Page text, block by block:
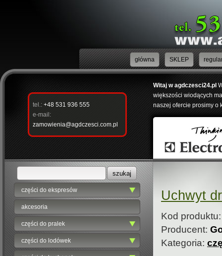
Witaj w agdczesci24.pl
większości wiodących
naszej ofercie prosimy o
tel.: +48 531 936 555
e-mail:
zamowienia@agdczesci.com.pl
główna SKLEP
części do ekspresów
akcesoria
części do pralek
części do lodówek
Uchwyt
Kod
Producent:
Kategoria: